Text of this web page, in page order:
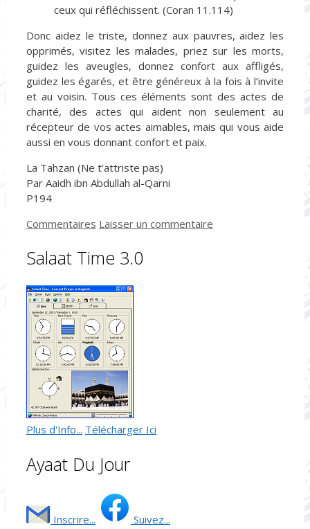
ceux qui réfléchissent. (Coran 11.114)
Donc aidez le triste, donnez aux pauvres, aidez les
opprimés, visitez les malades, priez sur les morts,
guidez les aveugles, donnez confort aux affligés,
guidez les égarés, et être généreux à la fois à l’invite
et au voisin. Tous ces éléments sont des actes de
charité, des actes qui aident non seulement au
récepteur de vos actes aimables, mais qui vous aide
aussi en vous donnant confort et paix.
La Tahzan (Ne t’attriste pas)
Par Aaidh ibn Abdullah al-Qarni
P194
Catégories
Commentaires Laisser un commentaire
Salaat Time 3.0
Plus d'Info... Télécharger Ici
Ayaat Du Jour
Inscrire... Suivez...